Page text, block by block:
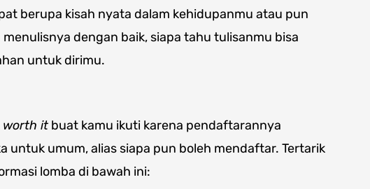
berupa kisah nyata dalam kehidupanmu atau pun
dengan baik, siapa tahu tulisanmu bisa
untuk dirimu.
worth it buat kamu ikuti karena pendaftarannya
untuk umum, alias siapa pun boleh mendaftar. Tertarik
lomba di bawah ini: